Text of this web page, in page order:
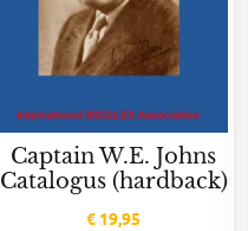
Captain W.E. Johns
Catalogus (hardback)
€ 19,95